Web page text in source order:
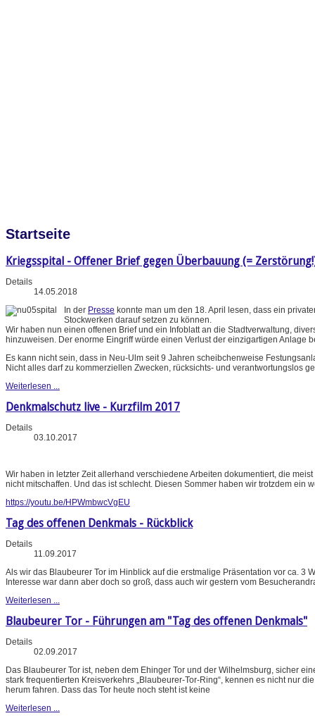
Startseite
Kriegsspital - Offener Brief gegen Überbauung (=
Details
14.05.2018
In der Presse konnte man um den 18. April lesen, dass ein
Stockwerken darauf setzen zu können.
Wir haben nun einen offenen Brief und ein Infoblatt an die Stadtverwaltung,
hinzuweisen. Der enorme Eingriff würde einen Verlust der einzigartigen Anlage
Es kann nicht sein, dass in Neu-Ulm seit 9 Jahren scheibchenweise
Nicht alles darf zu kommerziellen Zwecken, rücksichts- und verantwortungslos
Weiterlesen ...
Denkmalschutz live - Kurzfilm 2017
Details
03.10.2017
Wir haben in letzter Zeit allerhand verschiedene Arbeiten dokumentiert, die
nicht mitschaffen. Und das ist schlecht. Diesen Sommer haben wir trotzdem
https://youtu.be/HPWmbwcVgEU
Tag des offenen Denkmals - Rückblick
Details
11.09.2017
Als wir das Blaubeurer Tor im Hinblick auf die erstmalige Präsentation vor ca.
Interesse war dann aber doch so groß, dass auch wir gestern vom
Weiterlesen ...
Blaubeurer Tor - Führungen am "Tag des offenen Denkmals"
Details
02.09.2017
Das Blaubeurer Tor ist, neben dem Ehinger Tor und der Wilhelmsburg, sicher
stark frequentierten Kreisverkehrs „Blaubeurer-Tor-Ring“, kennen es nicht nur
herum fahren. Dass das Tor heute noch steht ist keine
Weiterlesen ...